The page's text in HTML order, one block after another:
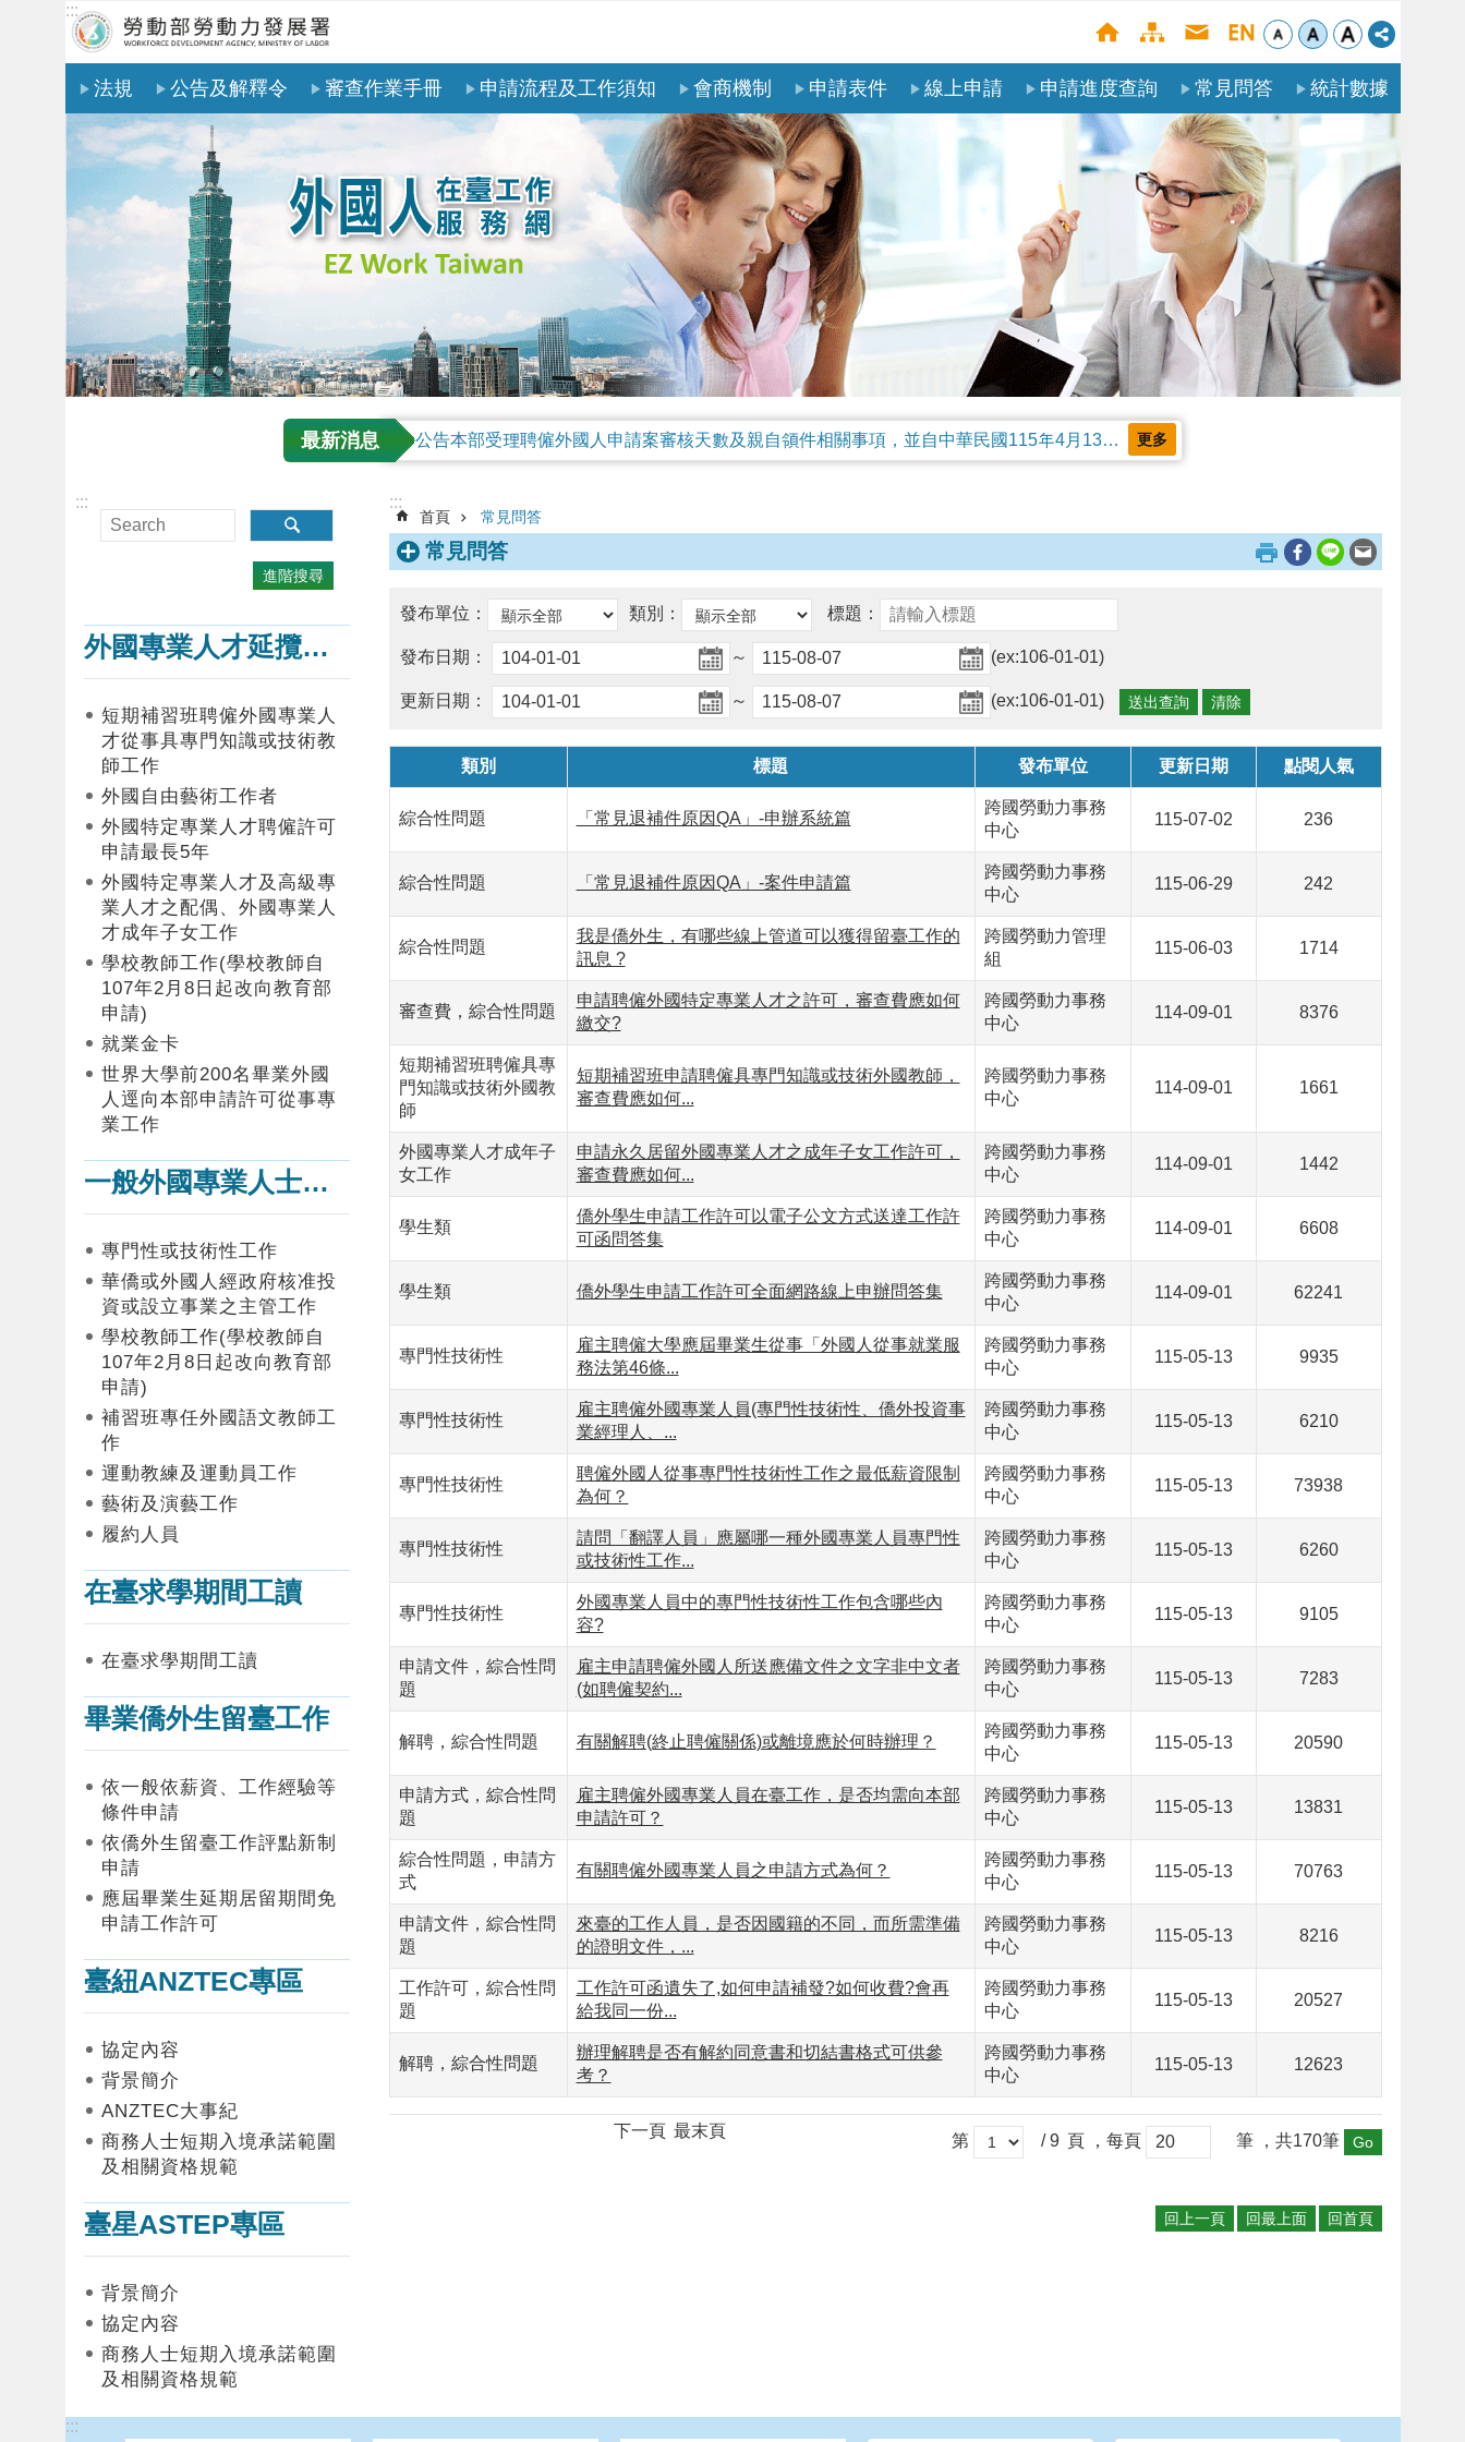
跳到主要內容區塊
:::
法規 公告及解釋令 審查作業手冊 申請流程及工作須知 會商機制 申請表件 線上申請 申請進度查詢 常見問答 統計數據
最新消息 公告本部受理聘僱外國人申請案審核天數及親自領件相關事項，並自中華民國115年4月13日生效。 更多
:::
進階搜尋
外國專業人才延攬及僱用
短期補習班聘僱外國專業人
才從事具專門知識或技術教
師工作
外國自由藝術工作者
外國特定專業人才聘僱許可
申請最長5年
外國特定專業人才及高級專
業人才之配偶、外國專業人
才成年子女工作
學校教師工作(學校教師自
107年2月8日起改向教育部
申請)
就業金卡
世界大學前200名畢業外國
人逕向本部申請許可從事專
業工作
一般外國專業人士在臺工作
專門性或技術性工作
華僑或外國人經政府核准投
資或設立事業之主管工作
學校教師工作(學校教師自
107年2月8日起改向教育部
申請)
補習班專任外國語文教師工
作
運動教練及運動員工作
藝術及演藝工作
履約人員
在臺求學期間工讀
在臺求學期間工讀
畢業僑外生留臺工作
依一般依薪資、工作經驗等
條件申請
依僑外生留臺工作評點新制
申請
應屆畢業生延期居留期間免
申請工作許可
臺紐ANZTEC專區
協定內容
背景簡介
ANZTEC大事紀
商務人士短期入境承諾範圍
及相關資格規範
臺星ASTEP專區
背景簡介
協定內容
商務人士短期入境承諾範圍
及相關資格規範
:::
首頁 常見問答
常見問答
發布單位： 類別： 標題：
發布日期： ～ (ex:106-01-01)
更新日期： ～ (ex:106-01-01)
類別 標題 發布單位 更新日期 點閱人氣
綜合性問題 「常見退補件原因QA」-申辦系統篇
跨國勞動力事務
中心
115-07-02 236
綜合性問題 「常見退補件原因QA」-案件申請篇
跨國勞動力事務
中心
115-06-29 242
綜合性問題
我是僑外生，有哪些線上管道可以獲得留臺工作的
訊息 ?
跨國勞動力管理
組
115-06-03 1714
審查費，綜合性問題
申請聘僱外國特定專業人才之許可，審查費應如何
繳交?
跨國勞動力事務
中心
114-09-01 8376
短期補習班聘僱具專
門知識或技術外國教
師
短期補習班申請聘僱具專門知識或技術外國教師，
審查費應如何...
跨國勞動力事務
中心
114-09-01 1661
外國專業人才成年子
女工作
申請永久居留外國專業人才之成年子女工作許可，
審查費應如何...
跨國勞動力事務
中心
114-09-01 1442
學生類
僑外學生申請工作許可以電子公文方式送達工作許
可函問答集
跨國勞動力事務
中心
114-09-01 6608
學生類 僑外學生申請工作許可全面網路線上申辦問答集
跨國勞動力事務
中心
114-09-01 62241
專門性技術性
雇主聘僱大學應屆畢業生從事「外國人從事就業服
務法第46條...
跨國勞動力事務
中心
115-05-13 9935
專門性技術性
雇主聘僱外國專業人員(專門性技術性、僑外投資事
業經理人、...
跨國勞動力事務
中心
115-05-13 6210
專門性技術性
聘僱外國人從事專門性技術性工作之最低薪資限制
為何？
跨國勞動力事務
中心
115-05-13 73938
專門性技術性
請問「翻譯人員」應屬哪一種外國專業人員專門性
或技術性工作...
跨國勞動力事務
中心
115-05-13 6260
專門性技術性
外國專業人員中的專門性技術性工作包含哪些內
容?
跨國勞動力事務
中心
115-05-13 9105
申請文件，綜合性問
題
雇主申請聘僱外國人所送應備文件之文字非中文者
(如聘僱契約...
跨國勞動力事務
中心
115-05-13 7283
解聘，綜合性問題 有關解聘(終止聘僱關係)或離境應於何時辦理？
跨國勞動力事務
中心
115-05-13 20590
申請方式，綜合性問
題
雇主聘僱外國專業人員在臺工作，是否均需向本部
申請許可？
跨國勞動力事務
中心
115-05-13 13831
綜合性問題，申請方
式
有關聘僱外國專業人員之申請方式為何？
跨國勞動力事務
中心
115-05-13 70763
申請文件，綜合性問
題
來臺的工作人員，是否因國籍的不同，而所需準備
的證明文件，...
跨國勞動力事務
中心
115-05-13 8216
工作許可，綜合性問
題
工作許可函遺失了,如何申請補發?如何收費?會再
給我同一份...
跨國勞動力事務
中心
115-05-13 20527
解聘，綜合性問題
辦理解聘是否有解約同意書和切結書格式可供參
考？
跨國勞動力事務
中心
115-05-13 12623
第 / 9 頁 ，每頁 筆 ，共170筆
下一頁 最末頁
回上一頁 回最上面 回首頁
:::